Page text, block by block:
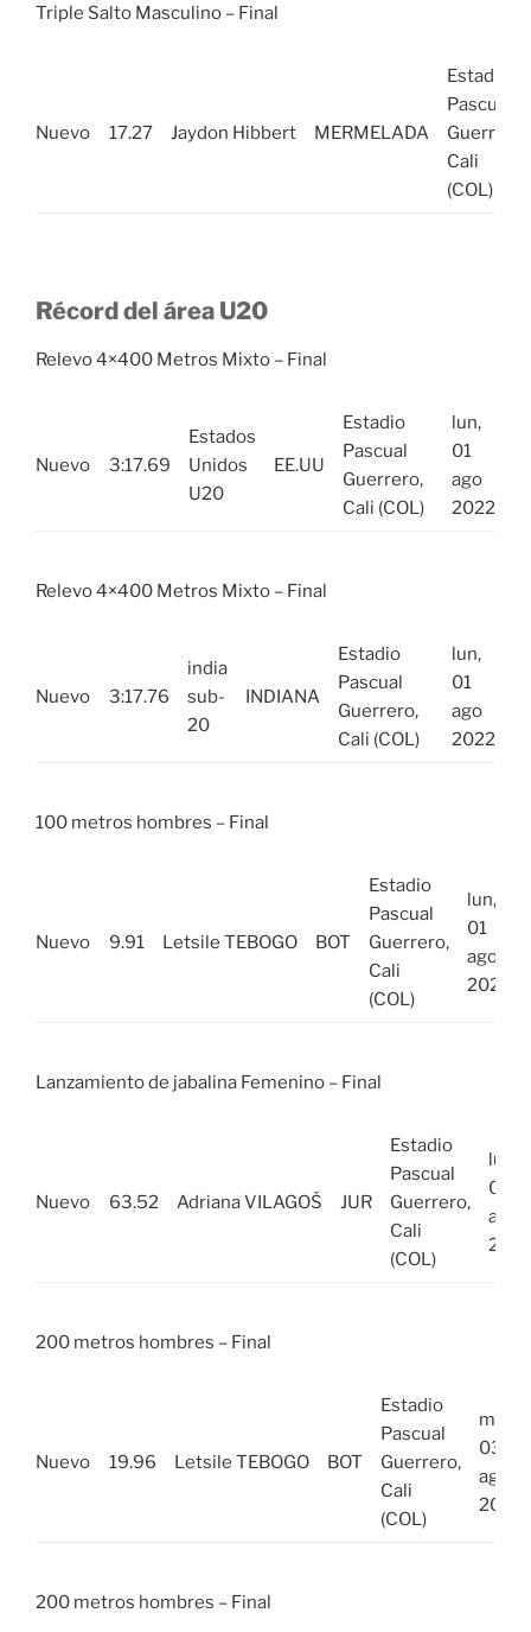
Triple Salto Masculino – Final
Nuevo 17.27 Jaydon Hibbert MERMELADA
Estadio
Pascual
Guerrero,
Cali
(COL)
Récord del área U20
Relevo 4×400 Metros Mixto – Final
Nuevo 3:17.69
Estados
Unidos
U20
EE.UU
Estadio
Pascual
Guerrero,
Cali (COL)
lun,
01
ago
2022
Relevo 4×400 Metros Mixto – Final
Nuevo 3:17.76
india
sub-
20
INDIANA
Estadio
Pascual
Guerrero,
Cali (COL)
lun,
01
ago
2022
100 metros hombres – Final
Nuevo 9.91 Letsile TEBOGO BOT
Estadio
Pascual
Guerrero,
Cali
(COL)
lun,
01
ago
2022
Lanzamiento de jabalina Femenino – Final
Nuevo 63.52 Adriana VILAGOŠ JUR
Estadio
Pascual
Guerrero,
Cali
(COL)
lun,
01
ago
2022
200 metros hombres – Final
Nuevo 19.96 Letsile TEBOGO BOT
Estadio
Pascual
Guerrero,
Cali
(COL)
mié,
03
ago
2022
200 metros hombres – Final